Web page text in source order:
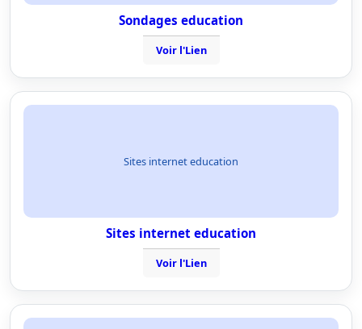
Sondages education
Voir l'Lien
Sites internet education
Sites internet education
Voir l'Lien